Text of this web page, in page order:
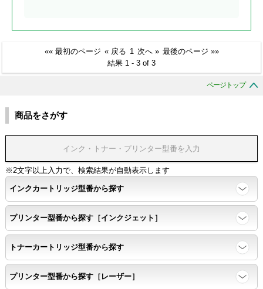
«« 最初のページ « 戻る 1 次へ » 最後のページ »»
結果 1 - 3 of 3
ページトップ
商品をさがす
※2文字以上入力で、検索結果が自動表示します
インクカートリッジ型番から探す
プリンター型番から探す［インクジェット］
トナーカートリッジ型番から探す
プリンター型番から探す［レーザー］